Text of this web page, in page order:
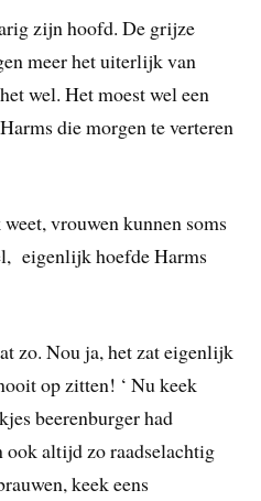
zijn hoofd. De grijze
meer het uiterlijk van
wel. Het moest wel een
die morgen te verteren
vrouwen kunnen soms
eigenlijk hoefde Harms
zo. Nou ja, het zat eigenlijk
op zitten! ‘ Nu keek
beerenburger had
ook altijd zo raadselachtig
keek eens